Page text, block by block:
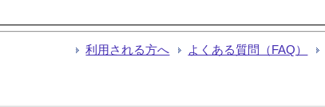
利用される方へ よくある質問（FAQ）